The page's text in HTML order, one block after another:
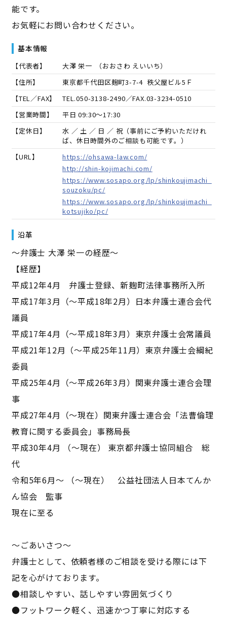
能です。
お気軽にお問い合わせください。
基本情報
【代表者】 大澤 栄一 （おおさわ えいいち）
【住所】
東京都千代田区麹町3-7-4 秩父屋ビル5Ｆ
【TEL／FAX】
TEL.050-3138-2490／FAX.03-3234-0510
【営業時間】
平日 09:30～17:30
【定休日】
水 ／ 土 ／ 日 ／ 祝（事前にご予約いただけれ
ば、休日時間外のご相談も可能です。）
【URL】
https://ohsawa-law.com/
http://shin-kojimachi.com/
https://www.sosapo.org/lp/shinkoujimachi_
souzoku/pc/
https://www.sosapo.org/lp/shinkoujimachi_
kotsujiko/pc/
沿革
～弁護士 大澤 栄一の経歴～
【経歴】
平成12年4月 弁護士登録、新麹町法律事務所入所
平成17年3月（～平成18年2月）日本弁護士連合会代
議員
平成17年4月（～平成18年3月）東京弁護士会常議員
平成21年12月（～平成25年11月）東京弁護士会綱紀
委員
平成25年4月（～平成26年3月）関東弁護士連合会理
事
平成27年4月（～現在）関東弁護士連合会「法曹倫理
教育に関する委員会」事務局長
平成30年4月 （～現在） 東京都弁護士協同組合 総
代
令和5年6月～ （～現在） 公益社団法人日本てんか
ん協会 監事
現在に至る
～ごあいさつ～
弁護士として、依頼者様のご相談を受ける際には下
記を心がけております。
●相談しやすい、話しやすい雰囲気づくり
●フットワーク軽く、迅速かつ丁寧に対応する